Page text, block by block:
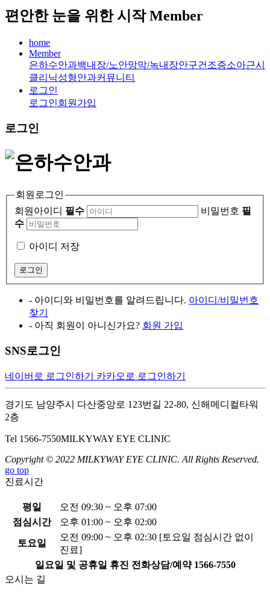
편안한 눈을 위한 시작 Member
home
Member
은하수안과백내장/노안망막/녹내장안구건조증소아근시
클리닉성형안과커뮤니티
로그인
로그인회원가입
로그인
회원로그인
회원아이디 필수 비밀번호 필
수
아이디 저장
- 아이디와 비밀번호를 알려드립니다. 아이디/비밀번호
찾기
- 아직 회원이 아니신가요? 회원 가입
SNS로그인
네이버로 로그인하기 카카오로 로그인하기
경기도 남양주시 다산중앙로 123번길 22-80, 신해메디컬타워
2층
Tel 1566-7550MILKYWAY EYE CLINIC
Copyright © 2022 MILKYWAY EYE CLINIC. All Rights Reserved.
go top
진료시간
평일
오전 09:30 ~ 오후 07:00
점심시간
오후 01:00 ~ 오후 02:00
토요일
오전 09:00 ~ 오후 02:30 [토요일 점심시간 없이
진료]
일요일 및 공휴일 휴진 전화상담/예약 1566-7550
오시는 길